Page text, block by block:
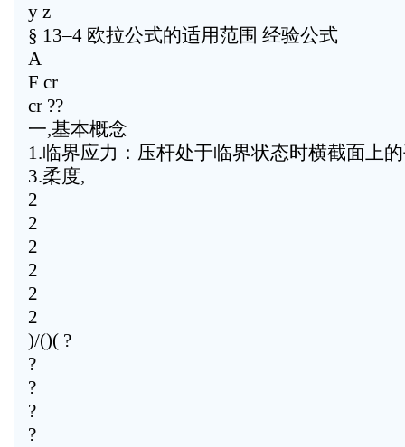
y z
§ 13–4 欧拉公式的适用范围 经验公式
A
F cr
cr ??
一,基本概念
1.临界应力：压杆处于临界状态时横截面上
3.柔度,
2
2
2
2
2
2
)/()( ?
?
?
?
?